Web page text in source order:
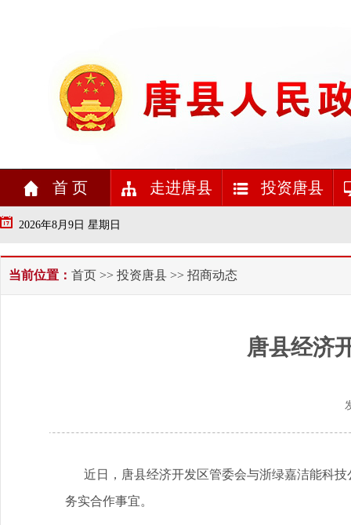
首 页 走进唐县 投资唐县
2026年8月9日 星期日
当前位置： 首页 >> 投资唐县 >> 招商动态
唐县经济
近日，唐县经济开发区管委会与浙绿嘉洁能科技
务实合作事宜。